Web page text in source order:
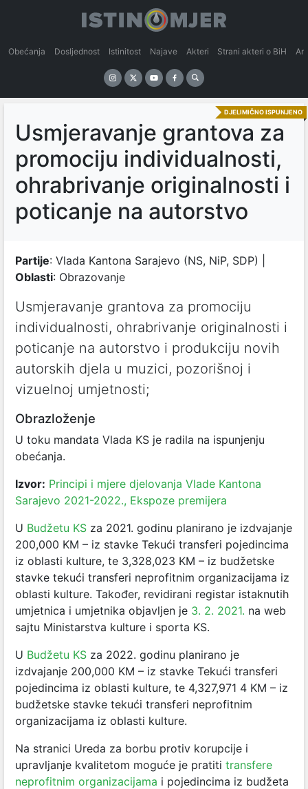
Obećanja Dosljednost Istinitost Najave Akteri Strani akteri o BiH
DJELIMIČNO ISPUNJENO
Usmjeravanje grantova za
promociju individualnosti,
ohrabrivanje originalnosti i
poticanje na autorstvo
Partije: Vlada Kantona Sarajevo (NS, NiP, SDP) |
Oblasti: Obrazovanje
Usmjeravanje grantova za promociju
individualnosti, ohrabrivanje originalnosti i
poticanje na autorstvo i produkciju novih
autorskih djela u muzici, pozorišnoj i
vizuelnoj umjetnosti;
Obrazloženje
U toku mandata Vlada KS je radila na ispunjenju
obećanja.
Izvor: Principi i mjere djelovanja Vlade Kantona
Sarajevo 2021-2022., Ekspoze premijera
U Budžetu KS za 2021. godinu planirano je izdvajanje
200,000 KM – iz stavke Tekući transferi pojedincima
iz oblasti kulture, te 3,328,023 KM – iz budžetske
stavke tekući transferi neprofitnim organizacijama iz
oblasti kulture. Također, revidirani registar istaknutih
umjetnica i umjetnika objavljen je 3. 2. 2021. na web
sajtu Ministarstva kulture i sporta KS.
U Budžetu KS za 2022. godinu planirano je
izdvajanje 200,000 KM – iz stavke Tekući transferi
pojedincima iz oblasti kulture, te 4,327,971 4 KM – iz
budžetske stavke tekući transferi neprofitnim
organizacijama iz oblasti kulture.
Na stranici Ureda za borbu protiv korupcije i
upravljanje kvalitetom moguće je pratiti transfere
neprofitnim organizacijama i pojedincima iz budžeta